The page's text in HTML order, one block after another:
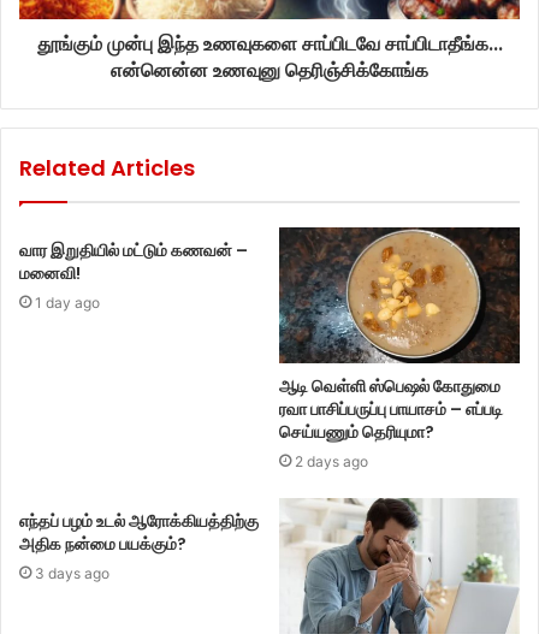
தூங்கும் முன்பு இந்த உணவுகளை சாப்பிடவே சாப்பிடாதீங்க...
என்னென்ன உணவுனு தெரிஞ்சிக்கோங்க
Related Articles
வார இறுதியில் மட்டும் கணவன் –
மனைவி!
1 day ago
ஆடி வெள்ளி ஸ்பெஷல் கோதுமை
ரவா பாசிப்பருப்பு பாயாசம் – எப்படி
செய்யணும் தெரியுமா?
2 days ago
எந்தப் பழம் உடல் ஆரோக்கியத்திற்கு
அதிக நன்மை பயக்கும்?
3 days ago